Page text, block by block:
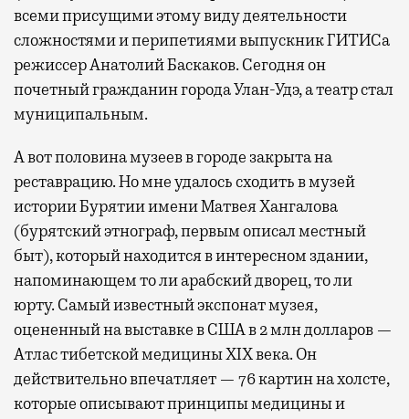
всеми присущими этому виду деятельности
сложностями и перипетиями выпускник ГИТИСа
режиссер Анатолий Баскаков. Сегодня он
почетный гражданин города Улан-Удэ, а театр стал
муниципальным.
А вот половина музеев в городе закрыта на
реставрацию. Но мне удалось сходить в музей
истории Бурятии имени Матвея Хангалова
(бурятский этнограф, первым описал местный
быт), который находится в интересном здании,
напоминающем то ли арабский дворец, то ли
юрту. Самый известный экспонат музея,
оцененный на выставке в США в 2 млн долларов —
Атлас тибетской медицины XIX века. Он
действительно впечатляет — 76 картин на холсте,
которые описывают принципы медицины и